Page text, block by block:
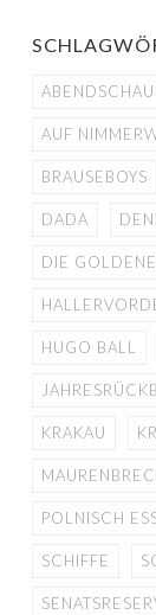
ABENDSCHAU
AUF
BRAUSEBOYS
DADA
DIE
HUGO BALL
KRAKAU
POLNISCH
SCHIFFE